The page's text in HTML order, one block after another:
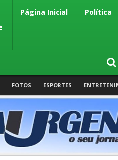
Página Inicial Política
FOTOS ESPORTES